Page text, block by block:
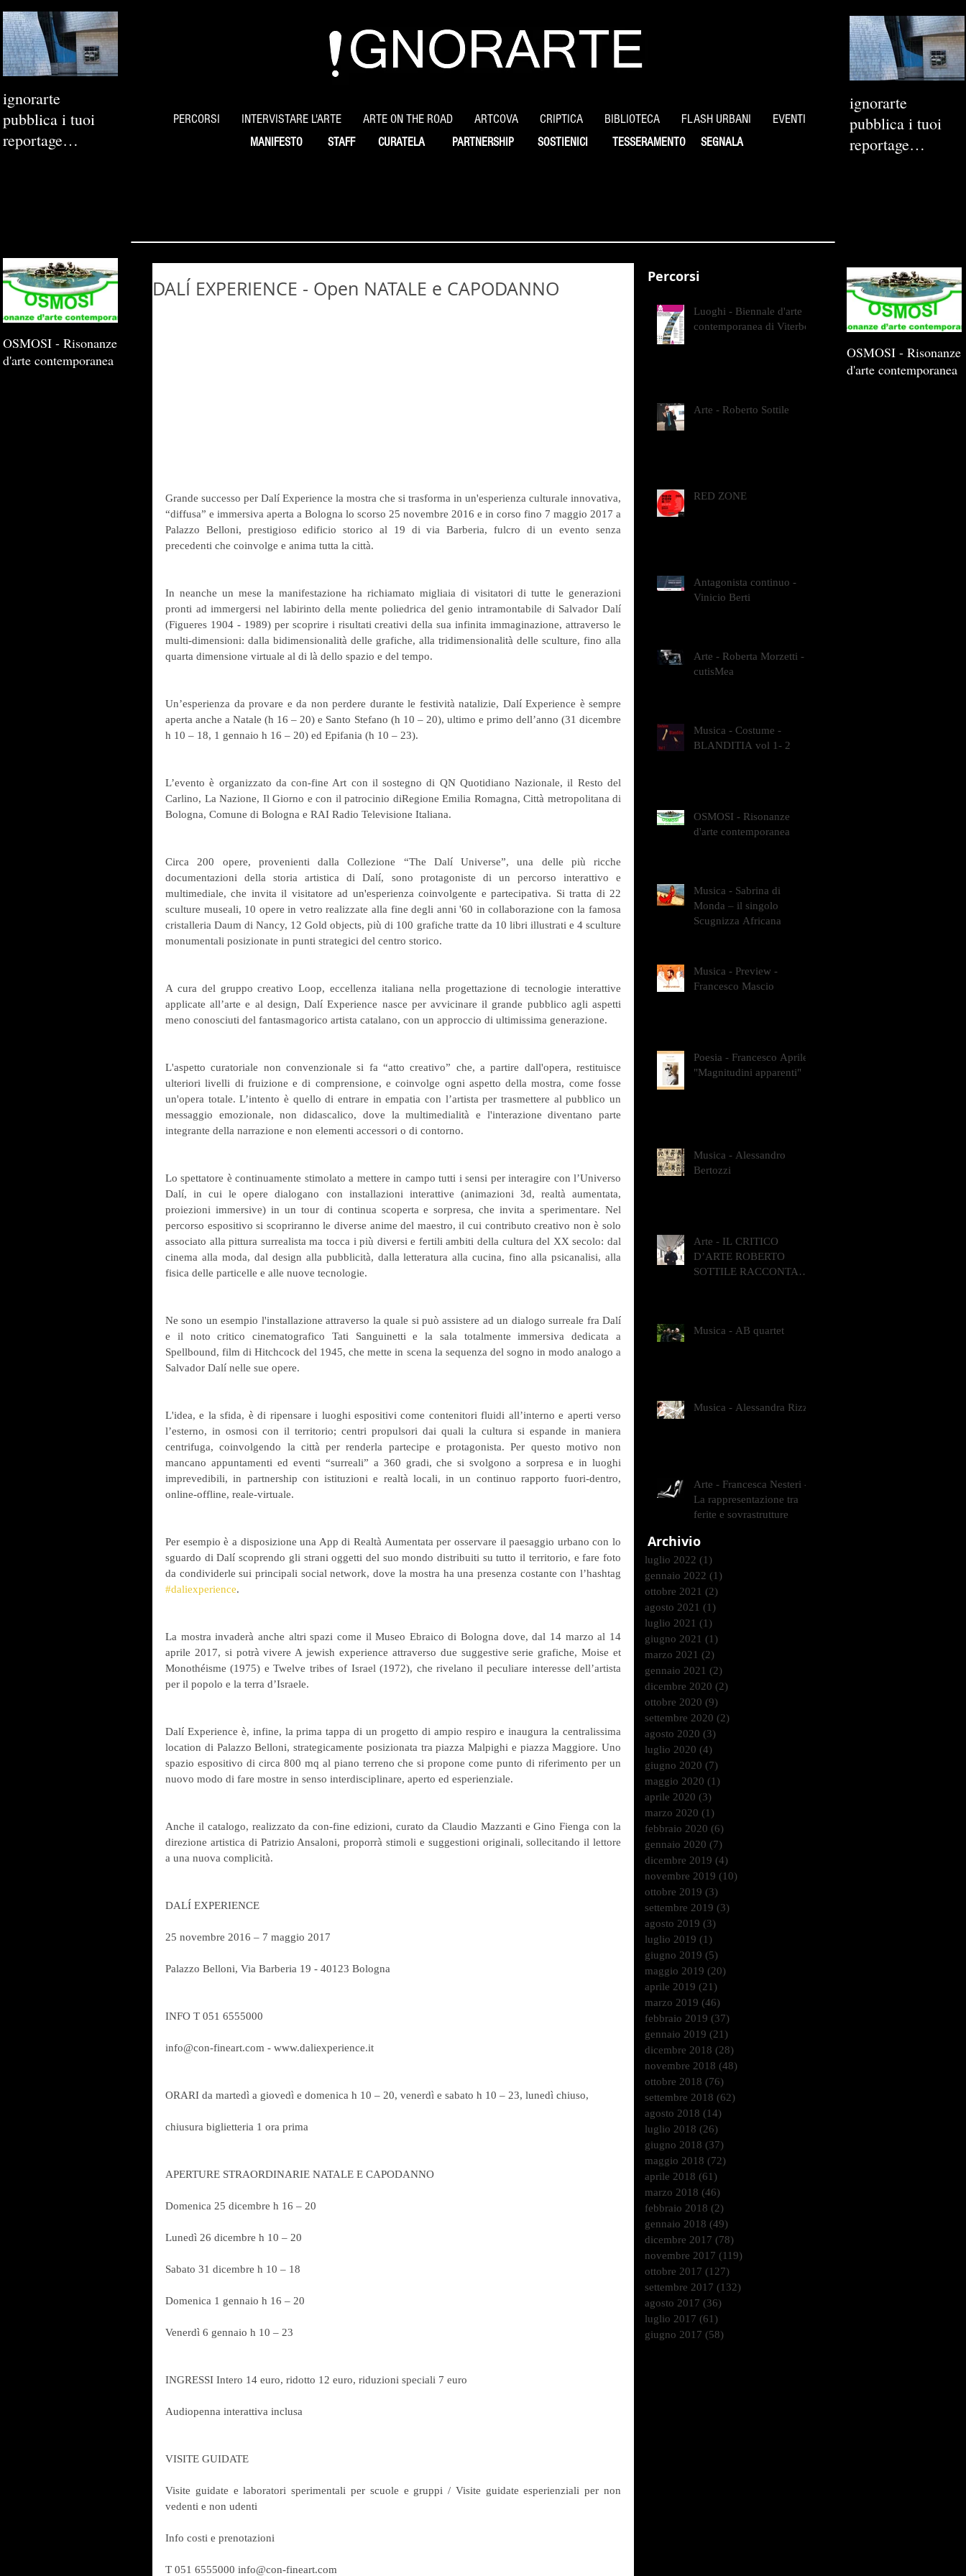
ignorarte
pubblica i tuoi
reportage
PERCORSI INTERVISTARE L'ARTE ARTE ON THE ROAD ARTCOVA CRIPTICA BIBLIOTECA FLASH URBANI EVENTI
MANIFESTO STAFF CURATELA PARTNERSHIP SOSTIENICI SEGNALA
TESSERAMENTO
ignorarte
pubblica i tuoi
reportage
DALÍ EXPERIENCE - Open NATALE e CAPODANNO
Grande successo per Dalí Experience la mostra che si trasforma in un'esperienza culturale innovativa,
“diffusa” e immersiva aperta a Bologna lo scorso 25 novembre 2016 e in corso fino 7 maggio 2017 a
Palazzo Belloni, prestigioso edificio storico al 19 di via Barberia, fulcro di un evento senza
precedenti che coinvolge e anima tutta la città.
In neanche un mese la manifestazione ha richiamato migliaia di visitatori di tutte le generazioni
pronti ad immergersi nel labirinto della mente poliedrica del genio intramontabile di Salvador Dalí
(Figueres 1904 - 1989) per scoprire i risultati creativi della sua infinita immaginazione, attraverso le
multi-dimensioni: dalla bidimensionalità delle grafiche, alla tridimensionalità delle sculture, fino alla
quarta dimensione virtuale al di là dello spazio e del tempo.
Un’esperienza da provare e da non perdere durante le festività natalizie, Dalí Experience è sempre
aperta anche a Natale (h 16 – 20) e Santo Stefano (h 10 – 20), ultimo e primo dell’anno (31 dicembre
h 10 – 18, 1 gennaio h 16 – 20) ed Epifania (h 10 – 23).
L’evento è organizzato da con-fine Art con il sostegno di QN Quotidiano Nazionale, il Resto del
Carlino, La Nazione, Il Giorno e con il patrocinio diRegione Emilia Romagna, Città metropolitana di
Bologna, Comune di Bologna e RAI Radio Televisione Italiana.
Circa 200 opere, provenienti dalla Collezione “The Dalí Universe”, una delle più ricche
documentazioni della storia artistica di Dalí, sono protagoniste di un percorso interattivo e
multimediale, che invita il visitatore ad un'esperienza coinvolgente e partecipativa. Si tratta di 22
sculture museali, 10 opere in vetro realizzate alla fine degli anni '60 in collaborazione con la famosa
cristalleria Daum di Nancy, 12 Gold objects, più di 100 grafiche tratte da 10 libri illustrati e 4 sculture
monumentali posizionate in punti strategici del centro storico.
A cura del gruppo creativo Loop, eccellenza italiana nella progettazione di tecnologie interattive
applicate all’arte e al design, Dalí Experience nasce per avvicinare il grande pubblico agli aspetti
meno conosciuti del fantasmagorico artista catalano, con un approccio di ultimissima generazione.
L'aspetto curatoriale non convenzionale si fa “atto creativo” che, a partire dall'opera, restituisce
ulteriori livelli di fruizione e di comprensione, e coinvolge ogni aspetto della mostra, come fosse
un'opera totale. L’intento è quello di entrare in empatia con l’artista per trasmettere al pubblico un
messaggio emozionale, non didascalico, dove la multimedialità e l'interazione diventano parte
integrante della narrazione e non elementi accessori o di contorno.
Lo spettatore è continuamente stimolato a mettere in campo tutti i sensi per interagire con l’Universo
Dalí, in cui le opere dialogano con installazioni interattive (animazioni 3d, realtà aumentata,
proiezioni immersive) in un tour di continua scoperta e sorpresa, che invita a sperimentare. Nel
percorso espositivo si scopriranno le diverse anime del maestro, il cui contributo creativo non è solo
associato alla pittura surrealista ma tocca i più diversi e fertili ambiti della cultura del XX secolo: dal
cinema alla moda, dal design alla pubblicità, dalla letteratura alla cucina, fino alla psicanalisi, alla
fisica delle particelle e alle nuove tecnologie.
Ne sono un esempio l'installazione attraverso la quale si può assistere ad un dialogo surreale fra Dalí
e il noto critico cinematografico Tati Sanguinetti e la sala totalmente immersiva dedicata a
Spellbound, film di Hitchcock del 1945, che mette in scena la sequenza del sogno in modo analogo a
Salvador Dalí nelle sue opere.
L'idea, e la sfida, è di ripensare i luoghi espositivi come contenitori fluidi all’interno e aperti verso
l’esterno, in osmosi con il territorio; centri propulsori dai quali la cultura si espande in maniera
centrifuga, coinvolgendo la città per renderla partecipe e protagonista. Per questo motivo non
mancano appuntamenti ed eventi “surreali” a 360 gradi, che si svolgono a sorpresa e in luoghi
imprevedibili, in partnership con istituzioni e realtà locali, in un continuo rapporto fuori-dentro,
online-offline, reale-virtuale.
Per esempio è a disposizione una App di Realtà Aumentata per osservare il paesaggio urbano con lo
sguardo di Dalí scoprendo gli strani oggetti del suo mondo distribuiti su tutto il territorio, e fare foto
#daliexperience.
La mostra invaderà anche altri spazi come il Museo Ebraico di Bologna dove, dal 14 marzo al 14
aprile 2017, si potrà vivere A jewish experience attraverso due suggestive serie grafiche, Moise et
Monothéisme (1975) e Twelve tribes of Israel (1972), che rivelano il peculiare interesse dell’artista
per il popolo e la terra d’Israele.
Dalí Experience è, infine, la prima tappa di un progetto di ampio respiro e inaugura la centralissima
location di Palazzo Belloni, strategicamente posizionata tra piazza Malpighi e piazza Maggiore. Uno
spazio espositivo di circa 800 mq al piano terreno che si propone come punto di riferimento per un
nuovo modo di fare mostre in senso interdisciplinare, aperto ed esperienziale.
Anche il catalogo, realizzato da con-fine edizioni, curato da Claudio Mazzanti e Gino Fienga con la
direzione artistica di Patrizio Ansaloni, proporrà stimoli e suggestioni originali, sollecitando il lettore
a una nuova complicità.
DALÍ EXPERIENCE
25 novembre 2016 – 7 maggio 2017
Palazzo Belloni, Via Barberia 19 - 40123 Bologna
INFO T 051 6555000
info@con-fineart.com - www.daliexperience.it
ORARI da martedì a giovedì e domenica h 10 – 20, venerdì e sabato h 10 – 23, lunedì chiuso,
chiusura biglietteria 1 ora prima
APERTURE STRAORDINARIE NATALE E CAPODANNO
Domenica 25 dicembre h 16 – 20
Lunedì 26 dicembre h 10 – 20
Sabato 31 dicembre h 10 – 18
Domenica 1 gennaio h 16 – 20
Venerdì 6 gennaio h 10 – 23
INGRESSI Intero 14 euro, ridotto 12 euro, riduzioni speciali 7 euro
Audiopenna interattiva inclusa
VISITE GUIDATE
Visite guidate e laboratori sperimentali per scuole e gruppi / Visite guidate esperienziali per non
vedenti e non udenti
Info costi e prenotazioni
T 051 6555000 info@con-fineart.com
Percorsi
Luoghi - Biennale d'arte
contemporanea di Viterbo
Arte - Roberto Sottile
RED ZONE
Antagonista continuo -
Vinicio Berti
Arte - Roberta Morzetti -
cutisMea
Musica - Costume -
BLANDITIA vol 1- 2
OSMOSI - Risonanze
d'arte contemporanea
Musica - Sabrina di
Monda – il singolo
Scugnizza Africana
Musica - Preview -
Francesco Mascio
Poesia - Francesco Aprile -
"Magnitudini apparenti"
Musica - Alessandro
Bertozzi
Arte - IL CRITICO
D’ARTE ROBERTO
SOTTILE RACCONTA
Musica - AB quartet
Musica - Alessandra Rizzo
Arte - Francesca Nesteri -
La rappresentazione tra
ferite e sovrastrutture
Archivio
luglio 2022 (1)
gennaio 2022 (1)
ottobre 2021 (2)
agosto 2021 (1)
luglio 2021 (1)
giugno 2021 (1)
marzo 2021 (2)
gennaio 2021 (2)
dicembre 2020 (2)
ottobre 2020 (9)
settembre 2020 (2)
agosto 2020 (3)
luglio 2020 (4)
giugno 2020 (7)
maggio 2020 (1)
aprile 2020 (3)
marzo 2020 (1)
febbraio 2020 (6)
gennaio 2020 (7)
dicembre 2019 (4)
novembre 2019 (10)
ottobre 2019 (3)
settembre 2019 (3)
agosto 2019 (3)
luglio 2019 (1)
giugno 2019 (5)
maggio 2019 (20)
aprile 2019 (21)
marzo 2019 (46)
febbraio 2019 (37)
gennaio 2019 (21)
dicembre 2018 (28)
novembre 2018 (48)
ottobre 2018 (76)
settembre 2018 (62)
agosto 2018 (14)
luglio 2018 (26)
giugno 2018 (37)
maggio 2018 (72)
aprile 2018 (61)
marzo 2018 (46)
febbraio 2018 (2)
gennaio 2018 (49)
dicembre 2017 (78)
novembre 2017 (119)
ottobre 2017 (127)
settembre 2017 (132)
agosto 2017 (36)
luglio 2017 (61)
giugno 2017 (58)
OSMOSI - Risonanze
d'arte contemporanea
OSMOSI - Risonanze
d'arte contemporanea